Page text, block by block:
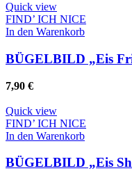
Quick view
FIND’ ICH NICE
In den Warenkorb
BÜGELBILD „Eis
7,90 €
Quick view
FIND’ ICH NICE
In den Warenkorb
BÜGELBILD „Eis